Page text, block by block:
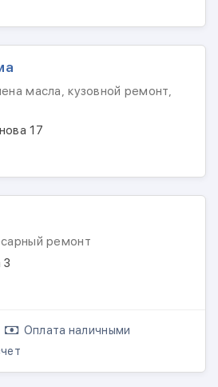
масла, кузовной ремонт,
17
ремонт
3
Оплата наличными